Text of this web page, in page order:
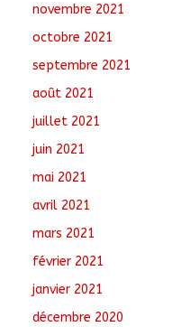
novembre 2021
octobre 2021
septembre 2021
août 2021
juillet 2021
juin 2021
mai 2021
avril 2021
mars 2021
février 2021
janvier 2021
décembre 2020